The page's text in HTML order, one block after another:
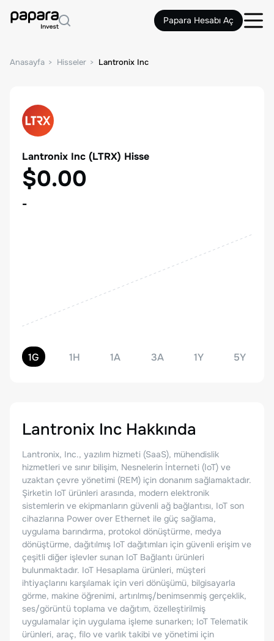
Papara Hesabı Aç
Anasayfa Hisseler Lantronix Inc
Lantronix Inc (LTRX) Hisse
$0.00
-
1G 1H 1A 3A 1Y 5Y
Lantronix Inc Hakkında
Lantronix, Inc., yazılım hizmeti (SaaS), mühendislik
hizmetleri ve sınır bilişim, Nesnelerin İnterneti (IoT) ve
uzaktan çevre yönetimi (REM) için donanım sağlamaktadır.
Şirketin IoT ürünleri arasında, modern elektronik
sistemlerin ve ekipmanların güvenli ağ bağlantısı, IoT son
cihazlarına Power over Ethernet ile güç sağlama,
uygulama barındırma, protokol dönüştürme, medya
dönüştürme, dağıtılmış IoT dağıtımları için güvenli erişim ve
çeşitli diğer işlevler sunan IoT Bağlantı ürünleri
bulunmaktadır. IoT Hesaplama ürünleri, müşteri
ihtiyaçlarını karşılamak için veri dönüşümü, bilgisayarla
görme, makine öğrenimi, artırılmış/benimsenmiş gerçeklik,
ses/görüntü toplama ve dağıtım, özelleştirilmiş
uygulamalar için uygulama işleme sunarken; IoT Telematik
ürünleri, araç, filo ve varlık takibi ve yönetimi için